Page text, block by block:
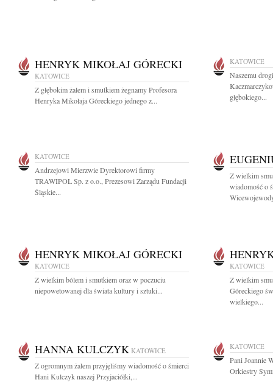
HENRYK MIKOŁAJ GÓRECKI
KATOWICE
Z głębokim żalem i smutkiem żegnamy Profesora
Henryka Mikołaja Góreckiego jednego z...
KATOWICE
Naszemu
głębokiego...
KATOWICE
Andrzejowi Mierzwie Dyrektorowi firmy
TRAWIPOL Sp. z o.o., Prezesowi Zarządu Fundacji
Śląskie...
Z wielkim
wiadomość o
HENRYK MIKOŁAJ GÓRECKI
KATOWICE
Z wielkim bólem i smutkiem oraz w poczuciu
niepowetowanej dla świata kultury i sztuki...
KATOWICE
Z wielkim
Góreckiego
wielkiego...
HANNA KULCZYK KATOWICE
Z ogromnym żalem przyjęliśmy wiadomość o śmierci
Hani Kulczyk naszej Przyjaciółki,...
KATOWICE
Pani Joannie
Orkiestry